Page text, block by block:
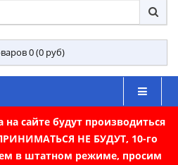
0 (0 руб)
сайте будут производиться
НЕ БУДУТ, 10-го
в штатном режиме, просим